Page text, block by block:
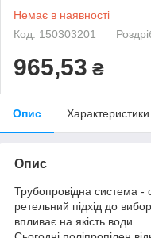
Немає в наявності
Код: 150303201
965,53 ₴
Опис Характеристики
Опис
Трубопровідна система -
ретельний підхід до
впливає на якість води.